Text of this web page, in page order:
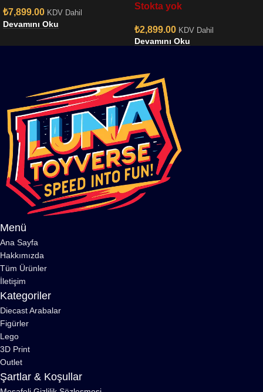
₺7,899.00 KDV Dahil
Devamını Oku
Deadpool İn Black Suit No:46
Stokta yok
₺2,899.00 KDV Dahil
Devamını Oku
Menü
Ana Sayfa
Hakkımızda
Tüm Ürünler
İletişim
Kategoriler
Diecast Arabalar
Figürler
Lego
3D Print
Outlet
Şartlar & Koşullar